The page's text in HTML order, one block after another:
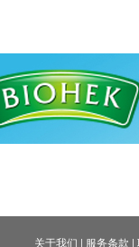
关于我们 | 服务条款 |